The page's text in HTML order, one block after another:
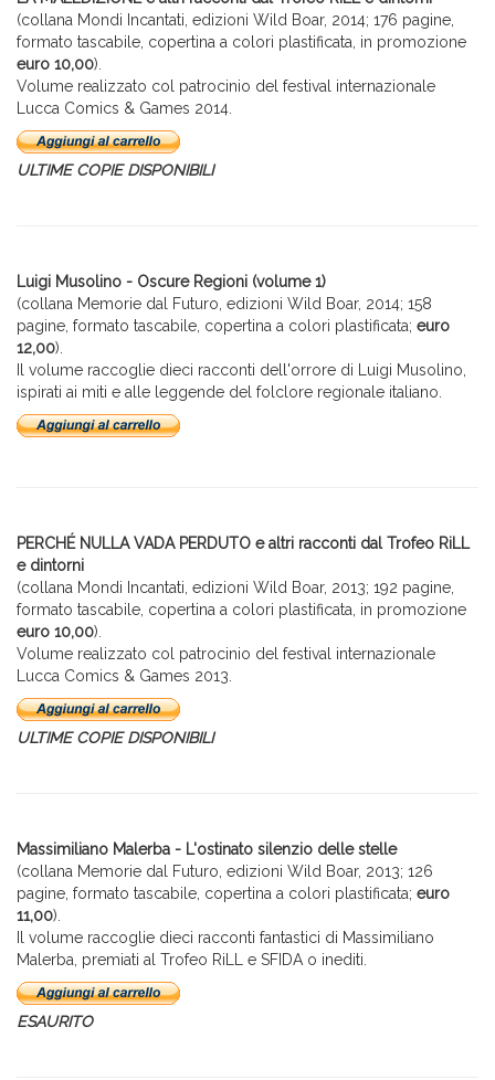
(collana Mondi Incantati, edizioni Wild Boar, 2014; 176 pagine,
formato tascabile, copertina a colori plastificata, in promozione
euro 10,00).
Volume realizzato col patrocinio del festival internazionale
Lucca Comics & Games 2014.
ULTIME COPIE DISPONIBILI
Luigi Musolino - Oscure Regioni (volume 1)
(collana Memorie dal Futuro, edizioni Wild Boar, 2014; 158
pagine, formato tascabile, copertina a colori plastificata; euro
12,00).
Il volume raccoglie dieci racconti dell'orrore di Luigi Musolino,
ispirati ai miti e alle leggende del folclore regionale italiano.
PERCHÉ NULLA VADA PERDUTO e altri racconti dal Trofeo RiLL
e dintorni
(collana Mondi Incantati, edizioni Wild Boar, 2013; 192 pagine,
formato tascabile, copertina a colori plastificata, in promozione
euro 10,00).
Volume realizzato col patrocinio del festival internazionale
Lucca Comics & Games 2013.
ULTIME COPIE DISPONIBILI
Massimiliano Malerba - L'ostinato silenzio delle stelle
(collana Memorie dal Futuro, edizioni Wild Boar, 2013; 126
pagine, formato tascabile, copertina a colori plastificata; euro
11,00).
Il volume raccoglie dieci racconti fantastici di Massimiliano
Malerba, premiati al Trofeo RiLL e SFIDA o inediti.
ESAURITO